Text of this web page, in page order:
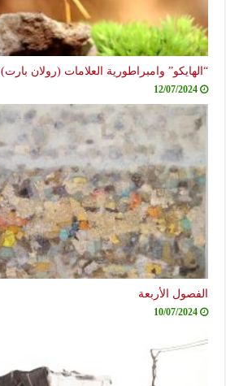
“الهايكو” وامبراطورية العلامات (رولان بارت)
12/07/2024
الفصول الأربعة
10/07/2024